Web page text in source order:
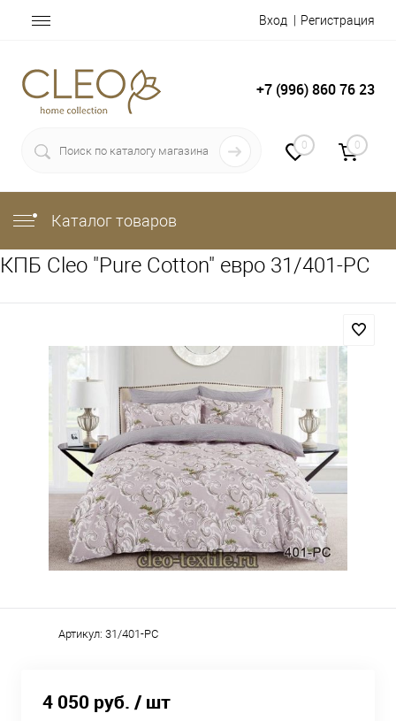
Вход Регистрация
+7 (996) 860 76 23
0 0
Каталог товаров
КПБ Cleo "Pure Cotton" евро 31/401-PC
Артикул: 31/401-PC
4 050 руб. / шт